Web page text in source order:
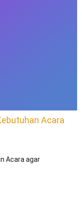
Acara
Acara agar